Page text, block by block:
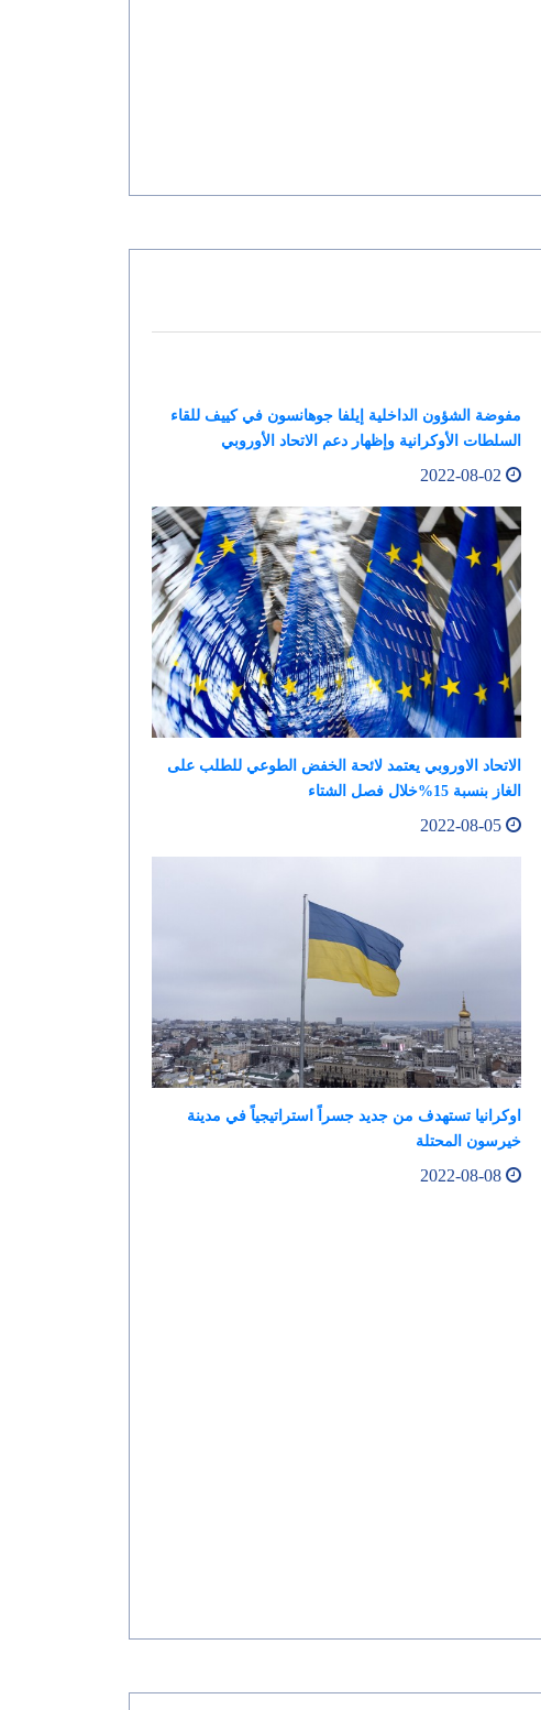
مفوضة الشؤون الداخلية إيلفا جوهانسون في كييف للقاء
السلطات الأوكرانية وإظهار دعم الاتحاد الأوروبي
الاتحاد الاوروبي يعتمد لائحة الخفض الطوعي للطلب على
الغاز بنسبة 15%خلال فصل الشتاء
اوكرانيا تستهدف من جديد جسراً استراتيجياً في مدينة
خيرسون المحتلة